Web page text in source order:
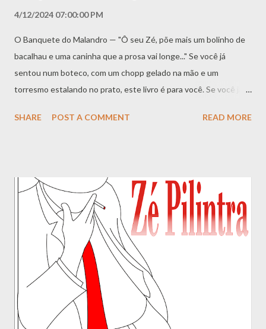
4/12/2024 07:00:00 PM
O Banquete do Malandro — "Ô seu Zé, põe mais um bolinho de
bacalhau e uma caninha que a prosa vai longe..." Se você já
sentou num boteco, com um chopp gelado na mão e um
torresmo estalando no prato, este livro é para você. Se você já
pagão que anda de paletó branco e chapéu de palha, e sentiu
no tempo , uma viagem direto ao coração dos botecos, bares e
cabarés do Rio de Janeiro do início do século XX. É o resgate de
um cardápio que alimentou a boemia, a malandragem, a poesia e
a sobrevivência de uma geração que fez da esquina seu palco e
do balcão seu trono. Aqui, você vai encontrar mais de 100
receitas que saíam das frigideiras escuras dos botequins — e
que, muitas vezes, hoje são servidas apenas na memória dos
SHARE POST A COMMENT READ MORE